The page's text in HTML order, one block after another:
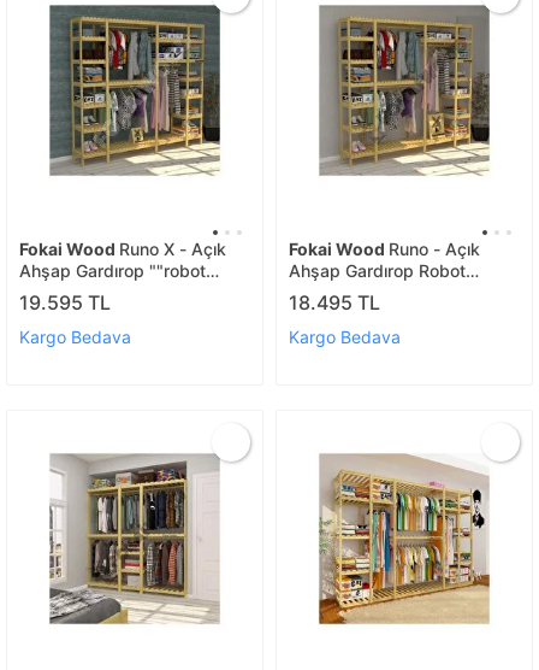
Fokai Wood Runo X - Açık
Ahşap Gardırop ""robot
Süpürge Kullanımına
Uygundur""
19.595 TL
Kargo Bedava
Fokai Wood Runo - Açık
Ahşap Gardırop Robot
Süpürge Kullanımı Için
Uygundur
18.495 TL
Kargo Bedava